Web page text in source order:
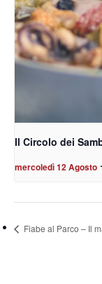
Il Circolo dei
mercoledì 12 Agosto
Fiabe al Parco – Il